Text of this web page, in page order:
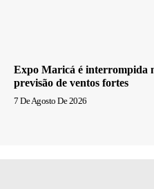
Expo Maricá é interrompida
previsão de ventos fortes
7 De Agosto De 2026